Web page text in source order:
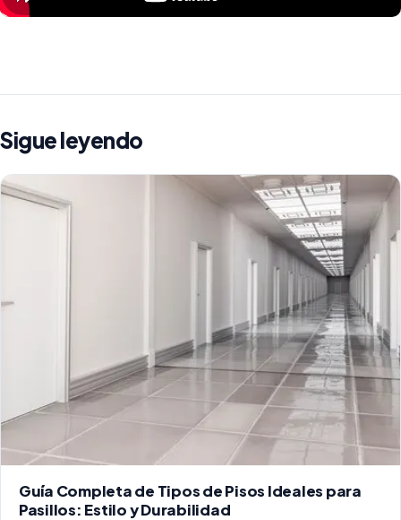
Sigue leyendo
Guía Completa de Tipos de Pisos Ideales para
Pasillos: Estilo y Durabilidad